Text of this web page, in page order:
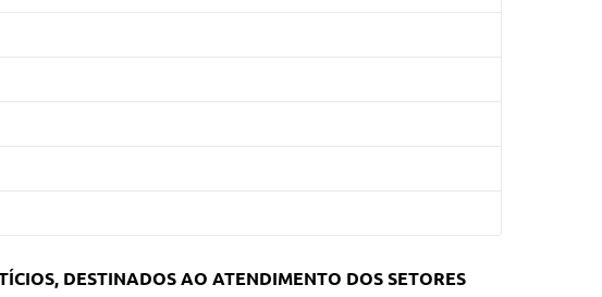
DESTINADOS AO ATENDIMENTO DOS SETORES